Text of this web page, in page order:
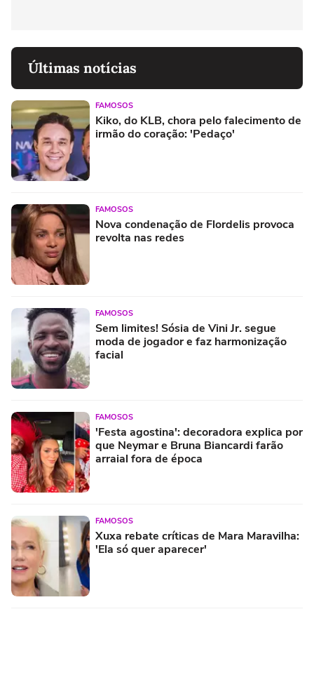
Últimas notícias
FAMOSOS
Kiko, do KLB, chora pelo falecimento de
irmão do coração: 'Pedaço'
FAMOSOS
Nova condenação de Flordelis provoca
revolta nas redes
FAMOSOS
Sem limites! Sósia de Vini Jr. segue
moda de jogador e faz harmonização
facial
FAMOSOS
'Festa agostina': decoradora explica por
que Neymar e Bruna Biancardi farão
arraial fora de época
FAMOSOS
Xuxa rebate críticas de Mara Maravilha:
'Ela só quer aparecer'